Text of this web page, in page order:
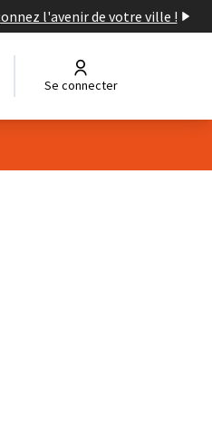
l'avenir de votre ville !
Se connecter